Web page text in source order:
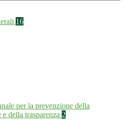
16
per la prevenzione della
della trasparenza 2